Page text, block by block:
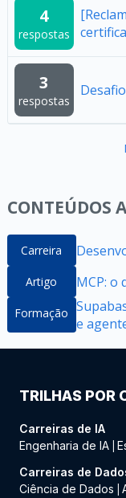
4
respostas
3
respostas
CONTEÚDOS
Carreira
Artigo MCP: o
Formação
e
TRILHAS POR
Carreiras de IA
Engenharia de IA
Carreiras de
Ciência de Dados